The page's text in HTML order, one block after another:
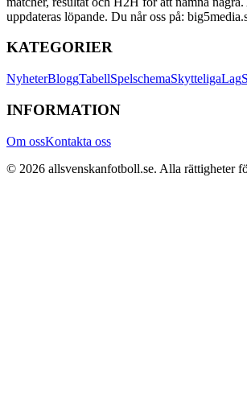
uppdateras löpande. Du når oss på:
KATEGORIER
NyheterBloggTabellSpelschemaSkytteligaLag
INFORMATION
Om ossKontakta oss
© 2026 allsvenskanfotboll.se. Alla rättigheter